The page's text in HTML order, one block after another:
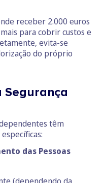
receber 2.000 euros
para cobrir custos e
evita-se
do próprio
Segurança
têm
das Pessoas